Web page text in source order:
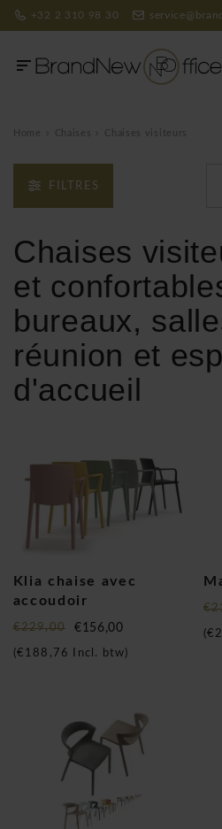
+32 2 310 98 30
Home Chaises Chaises visiteurs
FILTRES
Chaises
et
bureaux,
réunion et
d'accueil
Klia chaise avec
accoudoir
€229,00 €156,00
€188,76 Incl. btw)
(